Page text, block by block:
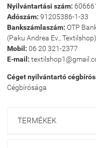
Nyilvántartási szám:
Adószám: 91205386-1-33
Bankszámlaszám: OTP
(Paku Andrea Ev., Textilshop)
Mobil: 06 20 321-2377
E-mail:
Céget nyilvántartó
Cégbírósága
TERMÉKEK